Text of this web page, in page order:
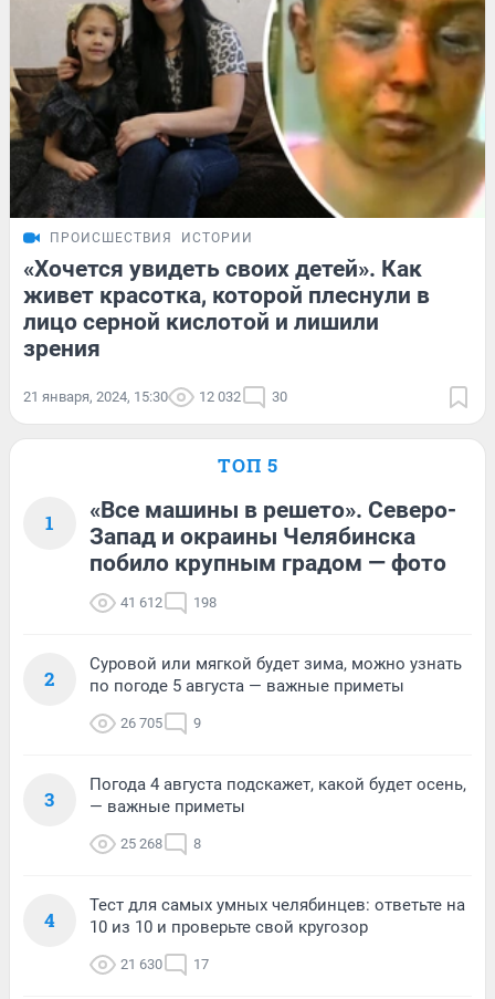
ПРОИСШЕСТВИЯ ИСТОРИИ
«Хочется увидеть своих детей». Как
живет красотка, которой плеснули в
лицо серной кислотой и лишили
зрения
21 января, 2024, 15:30 12 032 30
ТОП 5
1
«Все машины в решето». Северо-
Запад и окраины Челябинска
побило крупным градом — фото
41 612 198
2
Суровой или мягкой будет зима, можно узнать
по погоде 5 августа — важные приметы
26 705 9
3
Погода 4 августа подскажет, какой будет осень,
— важные приметы
25 268 8
4
Тест для самых умных челябинцев: ответьте на
10 из 10 и проверьте свой кругозор
21 630 17